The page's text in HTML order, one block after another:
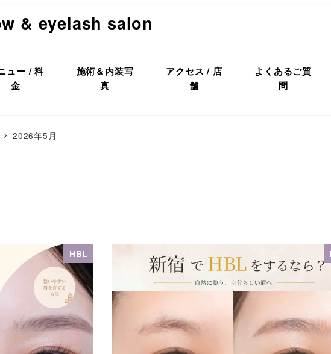
& eyelash salon
ュー / 料
金
施術＆内装写
真
アクセス / 店
舗
よくあるご質
問
2026年5月
HBL